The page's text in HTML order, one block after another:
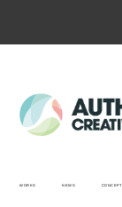
WORKS NEWS CONCEPT